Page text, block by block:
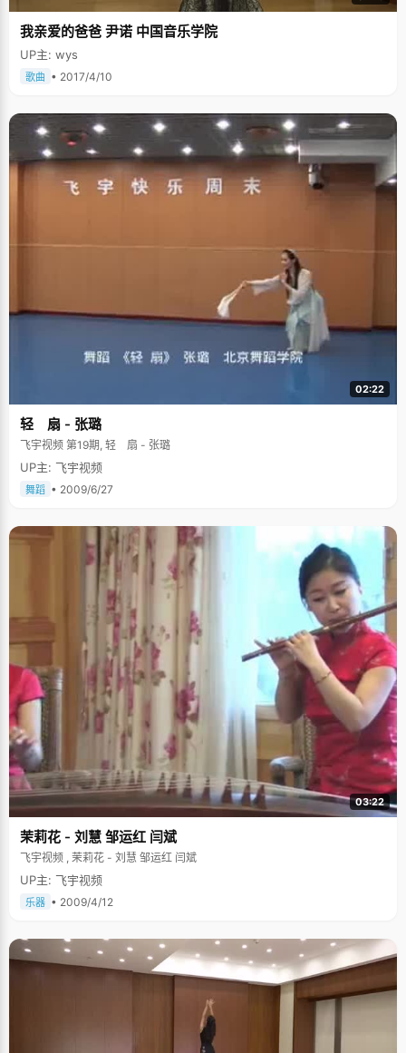
我亲爱的爸爸 尹诺 中国音乐学院
UP主: wys
歌曲 • 2017/4/10
02:22
轻 扇 - 张璐
飞宇视频 第19期, 轻 扇 - 张璐
UP主: 飞宇视频
舞蹈 • 2009/6/27
03:22
茉莉花 - 刘慧 邹运红 闫斌
飞宇视频 , 茉莉花 - 刘慧 邹运红 闫斌
UP主: 飞宇视频
乐器 • 2009/4/12